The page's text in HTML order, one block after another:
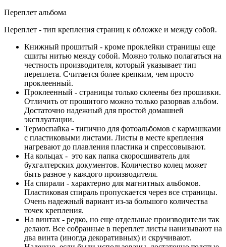
Переплет альбома
Переплет - тип крепления страниц к обложке и между собой.
Книжный прошитый - кроме проклейки страницы еще
сшиты нитью между собой. Можно только полагаться на
честность производителя, который указывает тип
переплета. Считается более крепким, чем просто
проклеенный.
Проклеенный - страницы только склеены без прошивки.
Отличить от прошитого можно только разорвав альбом.
Достаточно надежный для простой домашней
эксплуатации.
Термоспайка - типично для фотоальбомов с кармашками
с пластиковыми листами. Листы в месте крепления
нагревают до плавления пластика и спрессовывают.
На кольцах - это как папка скоросшиватель для
бухгалтерских документов. Количество колец может
быть разное у каждого производителя.
На спирали - характерно для магнитных альбомов.
Пластиковая спираль пропускается через все страницы.
Очень надежный вариант из-за большого количества
точек крепления.
На винтах - редко, но еще отдельные производители так
делают. Все собранные в переплет листы нанизывают на
два винта (иногда декоративных) и скручивают.